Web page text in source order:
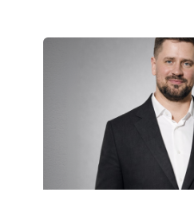
КОТОРЫЕ
РАЗВИВАЮТ
ОБРАЗОВАНИЕ